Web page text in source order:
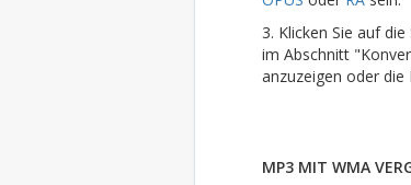
3. Klicken Sie auf
im Abschnitt
anzuzeigen oder
MP3 MIT WMA